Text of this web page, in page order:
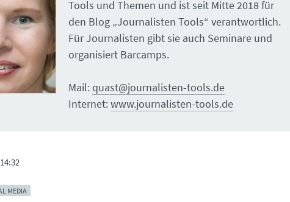
Tools und Themen und ist seit Mitte 2018 für
den Blog „Journalisten Tools“ verantwortlich.
Für Journalisten gibt sie auch Seminare und
organisiert Barcamps.
Mail: quast@journalisten-tools.de
Internet:www.journalisten-tools.de
MEDIA